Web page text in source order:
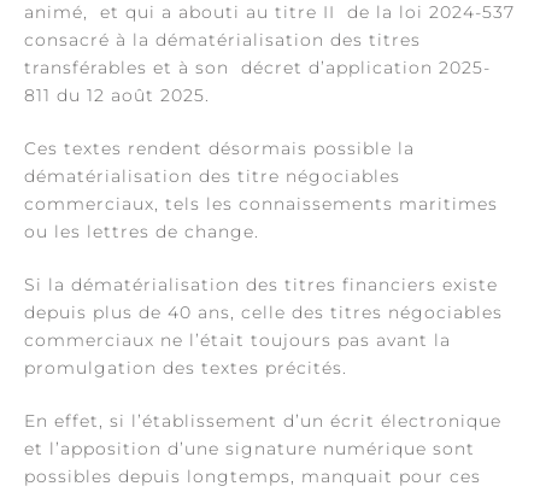
animé, et qui a abouti au titre II de la loi 2024-537
consacré à la dématérialisation des titres
transférables et à son décret d’application 2025-
811 du 12 août 2025.
Ces textes rendent désormais possible la
dématérialisation des titre négociables
commerciaux, tels les connaissements maritimes
ou les lettres de change.
Si la dématérialisation des titres financiers existe
depuis plus de 40 ans, celle des titres négociables
commerciaux ne l’était toujours pas avant la
promulgation des textes précités.
En effet, si l’établissement d’un écrit électronique
et l’apposition d’une signature numérique sont
possibles depuis longtemps, manquait pour ces